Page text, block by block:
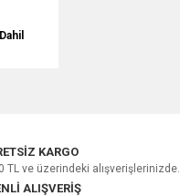
KARGO
TL ve üzerindeki alışverişlerinizde...
ALIŞVERİŞ